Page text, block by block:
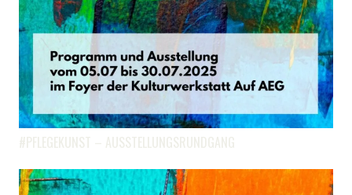
#PFLEGEKUNST – AUSSTELLUNGSRUNDGANG